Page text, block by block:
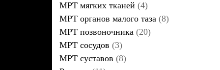
МРТ мягких тканей (4)
МРТ органов малого таза (8)
МРТ позвоночника (20)
МРТ сосудов (3)
МРТ суставов (8)